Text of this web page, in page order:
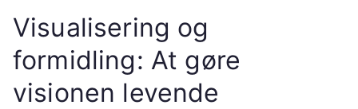
Visualisering og
formidling: At gøre
visionen levende